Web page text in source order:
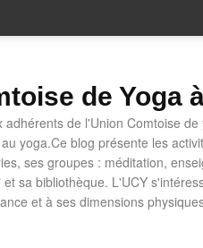
de Yoga
adhérents de l'Union Comtoise
yoga.Ce blog présente les
ses groupes : méditation,
sa bibliothèque. L'UCY
et à ses dimensions